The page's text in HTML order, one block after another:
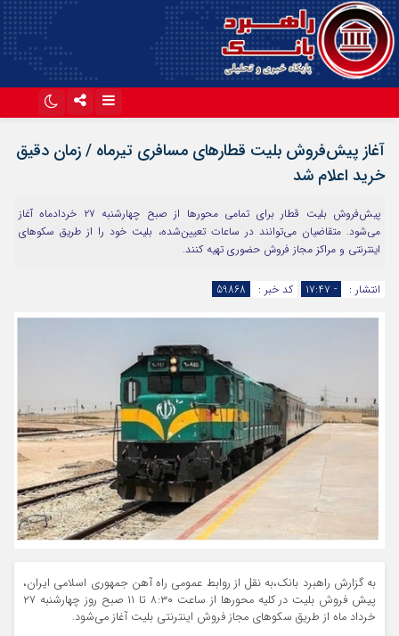
آپارات
آغاز پیش‌فروش بلیت قطار‌های مسافری تیرماه / زمان دقیق
خرید اعلام شد
پیش‌فروش بلیت قطار برای تمامی محور‌ها از صبح چهارشنبه ۲۷ خردادماه آغاز
می‌شود. متقاضیان می‌توانند در ساعات تعیین‌شده، بلیت خود را از طریق سکو‌های
اینترنتی و مراکز مجاز فروش حضوری تهیه کنند.
انتشار : - ۱۷:۴۷ کد خبر : 59868
به گزارش راهبرد بانک،به نقل از روابط عمومی راه آهن جمهوری اسلامی ایران،
پیش فروش بلیت در کلیه محور‌ها از ساعت ۸:۳۰ تا ۱۱ صبح روز چهارشنبه ۲۷
خرداد ماه از طریق سکو‌های مجاز فروش اینترنتی بلیت آغاز می‌شود.